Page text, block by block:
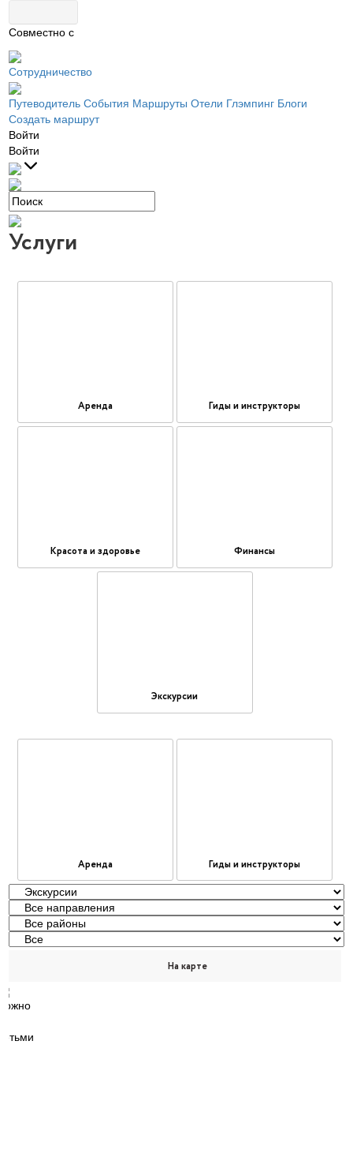
Совместно с
Сотрудничество
Путеводитель События Маршруты Отели Глэмпинг Блоги
Создать маршрут
Войти
Войти
Услуги
Аренда Гиды и инструкторы
Красота и здоровье Финансы
Экскурсии
Аренда Гиды и инструкторы
На карте